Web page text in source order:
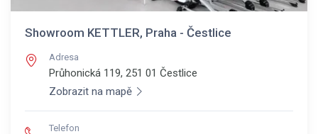
Showroom KETTLER, Praha - Čestlice
Adresa
Průhonická 119, 251 01 Čestlice
Zobrazit na mapě
Telefon